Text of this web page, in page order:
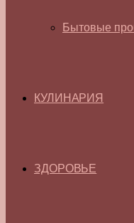
Бытовые
КУЛИНАРИЯ
ЗДОРОВЬЕ